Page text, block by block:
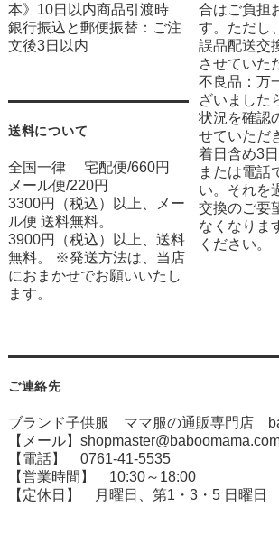
本》10日以内商品引渡時
銀行振込と郵便振替：ご注
文後3日以内
送料について
全国一律 宅配便/660円
メール便/220円
3300円（税込）以上、メー
ル便 送料無料。
3900円（税込）以上、送料
無料。 ※発送方法は、当店
におまかせでお願いいたし
ます。
合はご負担
す。ただし
誤品配送交
させていた
不良品：万
ざいました
状況を確認
せていただ
着日含め3
または電話
い。それを
交換のご要
なくなりま
ください。
ご連絡先
ブランド子供服 ママ服の通販専門店
【メール】
【電話】 0761-41-5535
【営業時間】 10:30～18:00
【定休日】 月曜日、第1・3・5 日曜日